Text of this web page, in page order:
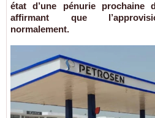
état d’une pénurie prochaine
affirmant que
normalement.